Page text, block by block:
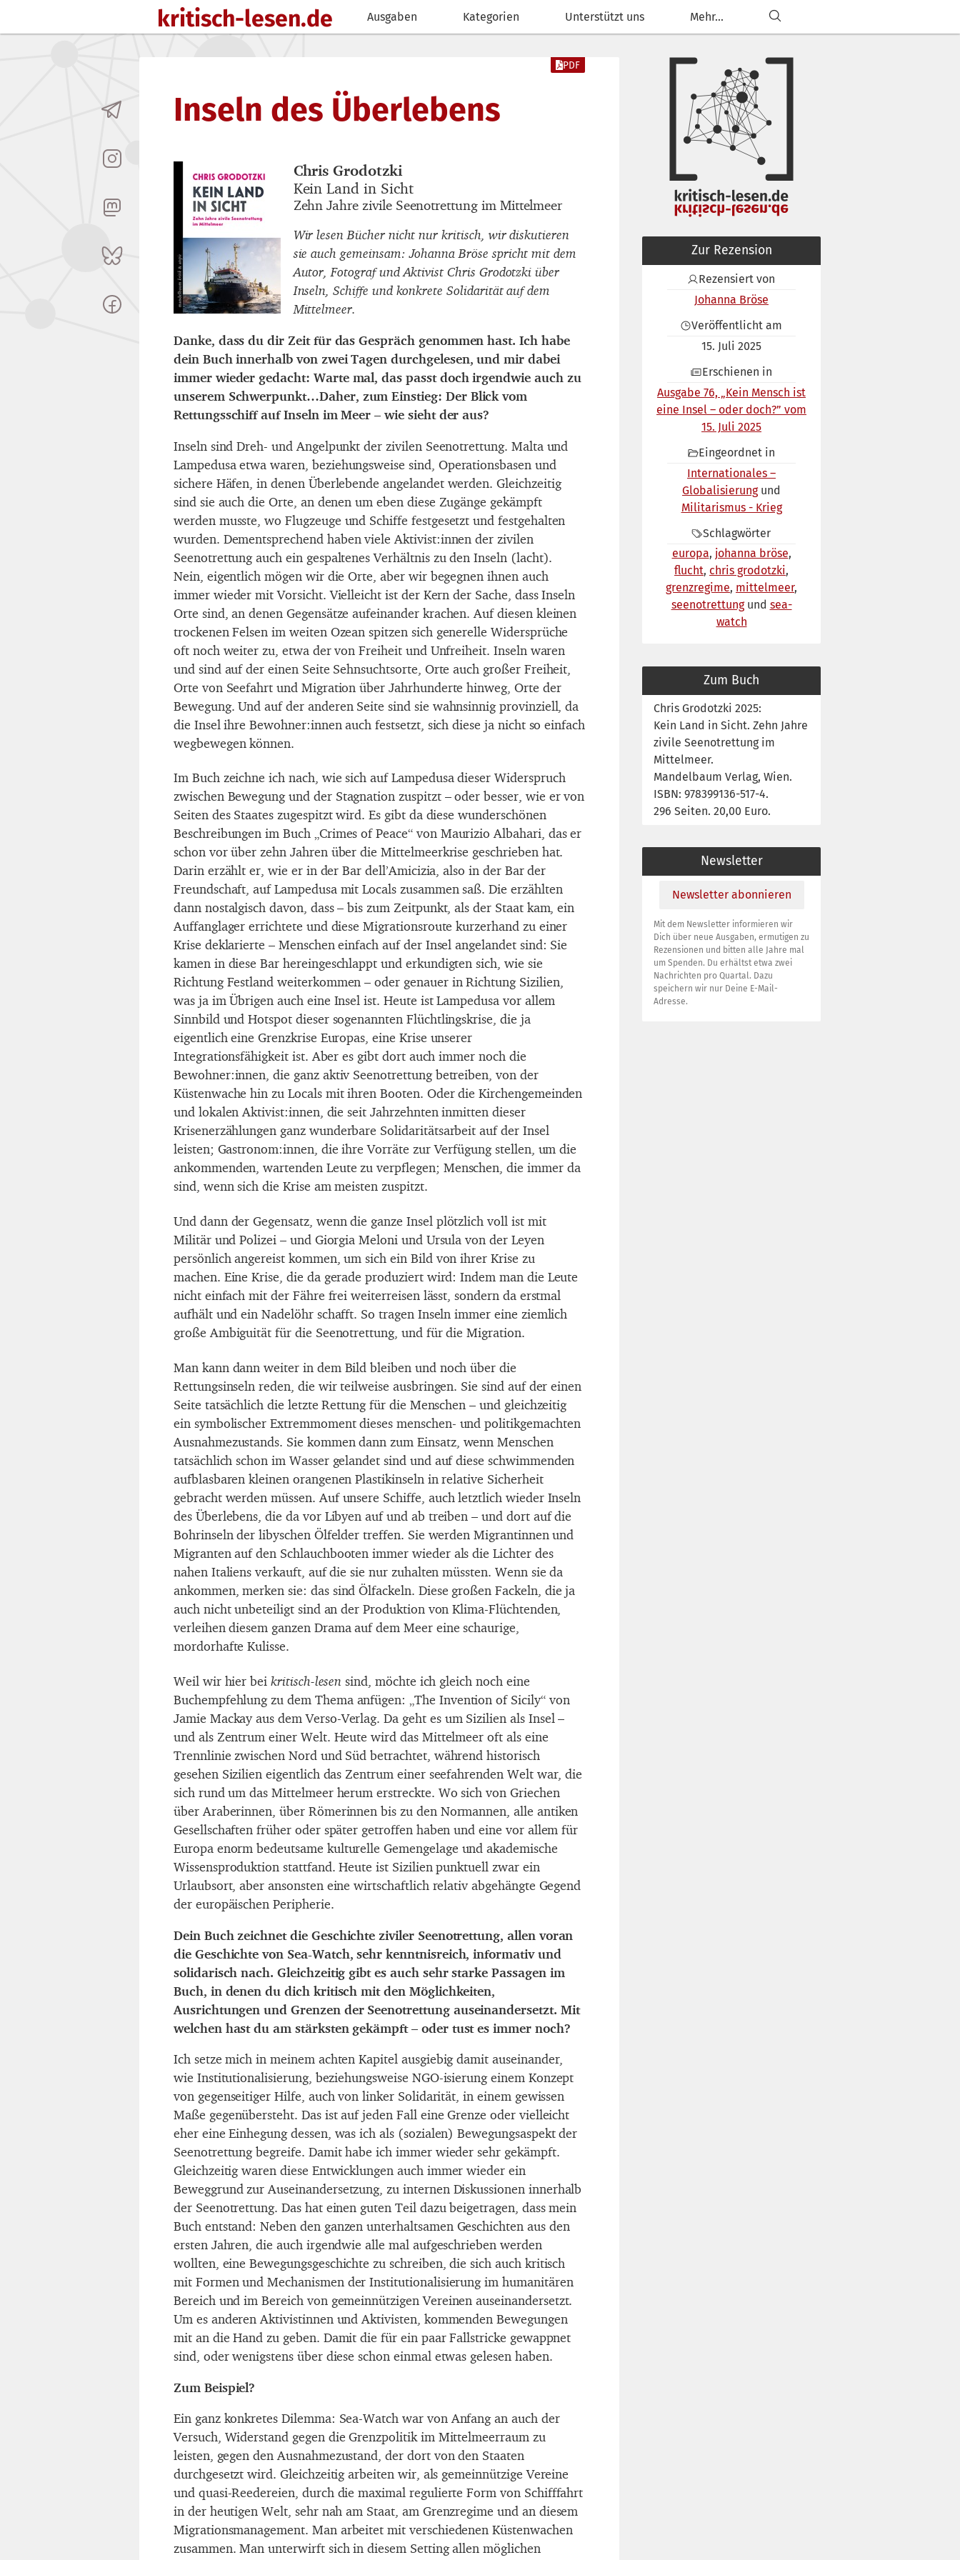
kritisch-lesen.de Ausgaben Kategorien Unterstützt uns Mehr...
Inseln des Überlebens
PDF
Buchautor_innen
Chris Grodotzki
Buchtitel
Kein Land in Sicht
Buchuntertitel
Zehn Jahre zivile Seenotrettung im Mittelmeer
Wir lesen Bücher nicht nur kritisch, wir diskutieren
sie auch gemeinsam: Johanna Bröse spricht mit dem
Autor, Fotograf und Aktivist Chris Grodotzki über
Inseln, Schiffe und konkrete Solidarität auf dem
Mittelmeer.
Danke, dass du dir Zeit für das Gespräch genommen hast. Ich habe
dein Buch innerhalb von zwei Tagen durchgelesen, und mir dabei
immer wieder gedacht: Warte mal, das passt doch irgendwie auch zu
unserem Schwerpunkt…Daher, zum Einstieg: Der Blick vom
Rettungsschiff auf Inseln im Meer – wie sieht der aus?
Inseln sind Dreh- und Angelpunkt der zivilen Seenotrettung. Malta und
Lampedusa etwa waren, beziehungsweise sind, Operationsbasen und
sichere Häfen, in denen Überlebende angelandet werden. Gleichzeitig
sind sie auch die Orte, an denen um eben diese Zugänge gekämpft
werden musste, wo Flugzeuge und Schiffe festgesetzt und festgehalten
wurden. Dementsprechend haben viele Aktivist:innen der zivilen
Seenotrettung auch ein gespaltenes Verhältnis zu den Inseln (lacht).
Nein, eigentlich mögen wir die Orte, aber wir begegnen ihnen auch
immer wieder mit Vorsicht. Vielleicht ist der Kern der Sache, dass Inseln
Orte sind, an denen Gegensätze aufeinander krachen. Auf diesen kleinen
trockenen Felsen im weiten Ozean spitzen sich generelle Widersprüche
oft noch weiter zu, etwa der von Freiheit und Unfreiheit. Inseln waren
und sind auf der einen Seite Sehnsuchtsorte, Orte auch großer Freiheit,
Orte von Seefahrt und Migration über Jahrhunderte hinweg, Orte der
Bewegung. Und auf der anderen Seite sind sie wahnsinnig provinziell, da
die Insel ihre Bewohner:innen auch festsetzt, sich diese ja nicht so einfach
wegbewegen können.
Im Buch zeichne ich nach, wie sich auf Lampedusa dieser Widerspruch
zwischen Bewegung und der Stagnation zuspitzt – oder besser, wie er von
Seiten des Staates zugespitzt wird. Es gibt da diese wunderschönen
Beschreibungen im Buch „Crimes of Peace“ von Maurizio Albahari, das er
schon vor über zehn Jahren über die Mittelmeerkrise geschrieben hat.
Darin erzählt er, wie er in der Bar dell’Amicizia, also in der Bar der
Freundschaft, auf Lampedusa mit Locals zusammen saß. Die erzählten
dann nostalgisch davon, dass – bis zum Zeitpunkt, als der Staat kam, ein
Auffanglager errichtete und diese Migrationsroute kurzerhand zu einer
Krise deklarierte – Menschen einfach auf der Insel angelandet sind: Sie
kamen in diese Bar hereingeschlappt und erkundigten sich, wie sie
Richtung Festland weiterkommen – oder genauer in Richtung Sizilien,
was ja im Übrigen auch eine Insel ist. Heute ist Lampedusa vor allem
Sinnbild und Hotspot dieser sogenannten Flüchtlingskrise, die ja
eigentlich eine Grenzkrise Europas, eine Krise unserer
Integrationsfähigkeit ist. Aber es gibt dort auch immer noch die
Bewohner:innen, die ganz aktiv Seenotrettung betreiben, von der
Küstenwache hin zu Locals mit ihren Booten. Oder die Kirchengemeinden
und lokalen Aktivist:innen, die seit Jahrzehnten inmitten dieser
Krisenerzählungen ganz wunderbare Solidaritätsarbeit auf der Insel
leisten; Gastronom:innen, die ihre Vorräte zur Verfügung stellen, um die
ankommenden, wartenden Leute zu verpflegen; Menschen, die immer da
sind, wenn sich die Krise am meisten zuspitzt.
Und dann der Gegensatz, wenn die ganze Insel plötzlich voll ist mit
Militär und Polizei – und Giorgia Meloni und Ursula von der Leyen
persönlich angereist kommen, um sich ein Bild von ihrer Krise zu
machen. Eine Krise, die da gerade produziert wird: Indem man die Leute
nicht einfach mit der Fähre frei weiterreisen lässt, sondern da erstmal
aufhält und ein Nadelöhr schafft. So tragen Inseln immer eine ziemlich
große Ambiguität für die Seenotrettung, und für die Migration.
Man kann dann weiter in dem Bild bleiben und noch über die
Rettungsinseln reden, die wir teilweise ausbringen. Sie sind auf der einen
Seite tatsächlich die letzte Rettung für die Menschen – und gleichzeitig
ein symbolischer Extremmoment dieses menschen- und politikgemachten
Ausnahmezustands. Sie kommen dann zum Einsatz, wenn Menschen
tatsächlich schon im Wasser gelandet sind und auf diese schwimmenden
aufblasbaren kleinen orangenen Plastikinseln in relative Sicherheit
gebracht werden müssen. Auf unsere Schiffe, auch letztlich wieder Inseln
des Überlebens, die da vor Libyen auf und ab treiben – und dort auf die
Bohrinseln der libyschen Ölfelder treffen. Sie werden Migrantinnen und
Migranten auf den Schlauchbooten immer wieder als die Lichter des
nahen Italiens verkauft, auf die sie nur zuhalten müssten. Wenn sie da
ankommen, merken sie: das sind Ölfackeln. Diese großen Fackeln, die ja
auch nicht unbeteiligt sind an der Produktion von Klima-Flüchtenden,
verleihen diesem ganzen Drama auf dem Meer eine schaurige,
mordorhafte Kulisse.
Weil wir hier beikritisch-lesen sind, möchte ich gleich noch eine
Buchempfehlung zu dem Thema anfügen: „The Invention of Sicily“ von
Jamie Mackay aus dem Verso-Verlag. Da geht es um Sizilien als Insel –
und als Zentrum einer Welt. Heute wird das Mittelmeer oft als eine
Trennlinie zwischen Nord und Süd betrachtet, während historisch
gesehen Sizilien eigentlich das Zentrum einer seefahrenden Welt war, die
sich rund um das Mittelmeer herum erstreckte. Wo sich von Griechen
über Araberinnen, über Römerinnen bis zu den Normannen, alle antiken
Gesellschaften früher oder später getroffen haben und eine vor allem für
Europa enorm bedeutsame kulturelle Gemengelage und akademische
Wissensproduktion stattfand. Heute ist Sizilien punktuell zwar ein
Urlaubsort, aber ansonsten eine wirtschaftlich relativ abgehängte Gegend
der europäischen Peripherie.
Dein Buch zeichnet die Geschichte ziviler Seenotrettung, allen voran
die Geschichte von Sea-Watch, sehr kenntnisreich, informativ und
solidarisch nach. Gleichzeitig gibt es auch sehr starke Passagen im
Buch, in denen du dich kritisch mit den Möglichkeiten,
Ausrichtungen und Grenzen der Seenotrettung auseinandersetzt. Mit
welchen hast du am stärksten gekämpft – oder tust es immer noch?
Ich setze mich in meinem achten Kapitel ausgiebig damit auseinander,
wie Institutionalisierung, beziehungsweise NGO-isierung einem Konzept
von gegenseitiger Hilfe, auch von linker Solidarität, in einem gewissen
Maße gegenübersteht. Das ist auf jeden Fall eine Grenze oder vielleicht
eher eine Einhegung dessen, was ich als (sozialen) Bewegungsaspekt der
Seenotrettung begreife. Damit habe ich immer wieder sehr gekämpft.
Gleichzeitig waren diese Entwicklungen auch immer wieder ein
Beweggrund zur Auseinandersetzung, zu internen Diskussionen innerhalb
der Seenotrettung. Das hat einen guten Teil dazu beigetragen, dass mein
Buch entstand: Neben den ganzen unterhaltsamen Geschichten aus den
ersten Jahren, die auch irgendwie alle mal aufgeschrieben werden
wollten, eine Bewegungsgeschichte zu schreiben, die sich auch kritisch
mit Formen und Mechanismen der Institutionalisierung im humanitären
Bereich und im Bereich von gemeinnützigen Vereinen auseinandersetzt.
Um es anderen Aktivistinnen und Aktivisten, kommenden Bewegungen
mit an die Hand zu geben. Damit die für ein paar Fallstricke gewappnet
sind, oder wenigstens über diese schon einmal etwas gelesen haben.
Zum Beispiel?
Ein ganz konkretes Dilemma: Sea-Watch war von Anfang an auch der
Versuch, Widerstand gegen die Grenzpolitik im Mittelmeerraum zu
leisten, gegen den Ausnahmezustand, der dort von den Staaten
durchgesetzt wird. Gleichzeitig arbeiten wir, als gemeinnützige Vereine
und quasi-Reedereien, durch die maximal regulierte Form von Schifffahrt
in der heutigen Welt, sehr nah am Staat, am Grenzregime und an diesem
Migrationsmanagement. Man arbeitet mit verschiedenen Küstenwachen
zusammen. Man unterwirft sich in diesem Setting allen möglichen
Zur Rezension
Rezensiert von
Johanna Bröse
Veröffentlicht am
15. Juli 2025
Erschienen in
Ausgabe 76, „Kein Mensch ist
eine Insel – oder doch?” vom
15. Juli 2025
Eingeordnet in
Internationales –
Globalisierung
Militarismus - Krieg
Schlagwörter
europa johanna bröse
flucht chris grodotzki
grenzregime mittelmeer
seenotrettung
sea-
watch
Zum Buch
Chris Grodotzki 2025:
Kein Land in Sicht. Zehn Jahre
zivile Seenotrettung im
Mittelmeer.
Mandelbaum Verlag, Wien.
ISBN: 978399136-517-4.
296 Seiten. 20,00 Euro.
Newsletter
Newsletter abonnieren
Mit dem Newsletter informieren wir
Dich über neue Ausgaben, ermutigen zu
Rezensionen und bitten alle Jahre mal
um Spenden. Du erhältst etwa zwei
Nachrichten pro Quartal. Dazu
speichern wir nur Deine E-Mail-
Adresse.